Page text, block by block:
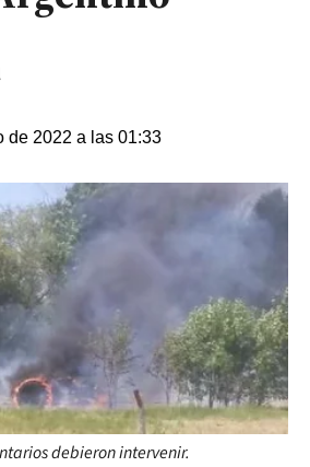
de 2022 a las 01:33
debieron intervenir.